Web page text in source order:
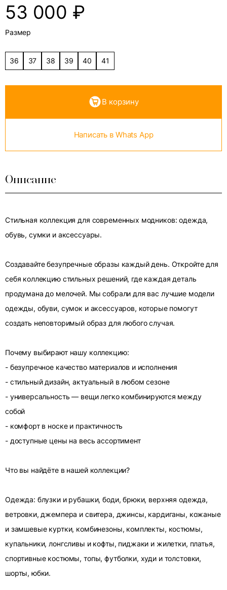
53 000 ₽
Размер
36 37 38 39 40 41
В корзину
Написать в Whats App
Описание
Стильная коллекция для современных модников: одежда,
обувь, сумки и аксессуары.
Создавайте безупречные образы каждый день. Откройте для
себя коллекцию стильных решений, где каждая деталь
продумана до мелочей. Мы собрали для вас лучшие модели
одежды, обуви, сумок и аксессуаров, которые помогут
создать неповторимый образ для любого случая.
Почему выбирают нашу коллекцию:
- безупречное качество материалов и исполнения
- стильный дизайн, актуальный в любом сезоне
- универсальность — вещи легко комбинируются между
собой
- комфорт в носке и практичность
- доступные цены на весь ассортимент
Что вы найдёте в нашей коллекции?
Одежда: блузки и рубашки, боди, брюки, верхняя одежда,
ветровки, джемпера и свитера, джинсы, кардиганы, кожаные
и замшевые куртки, комбинезоны, комплекты, костюмы,
купальники, лонгсливы и кофты, пиджаки и жилетки, платья,
спортивные костюмы, топы, футболки, худи и толстовки,
шорты, юбки.